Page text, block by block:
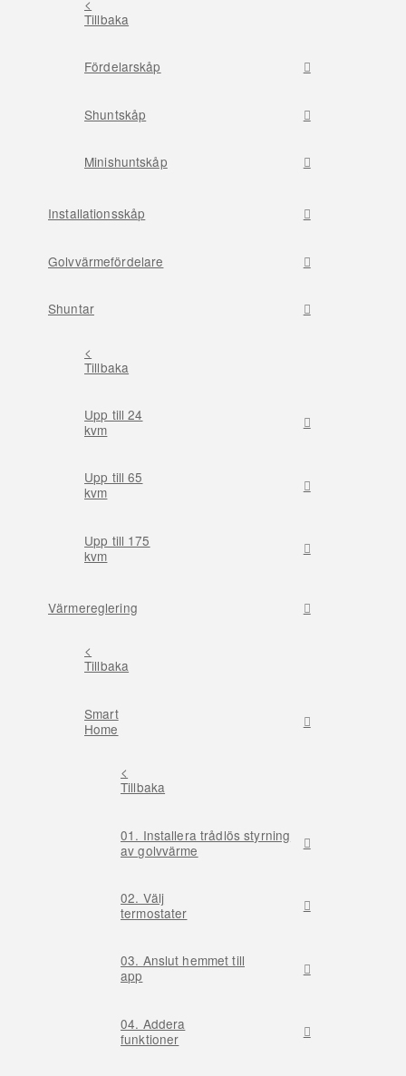
Tillbaka
Fördelarskåp
Shuntskåp
Minishuntskåp
Installationsskåp
Golvvärmefördelare
Shuntar
<
Tillbaka
Upp till 24
kvm
Upp till 65
kvm
Upp till 175
kvm
Värmereglering
<
Tillbaka
Smart
Home
<
Tillbaka
01. Installera trådlös styrning
av golvvärme
02. Välj
termostater
03. Anslut hemmet till
app
04. Addera
funktioner